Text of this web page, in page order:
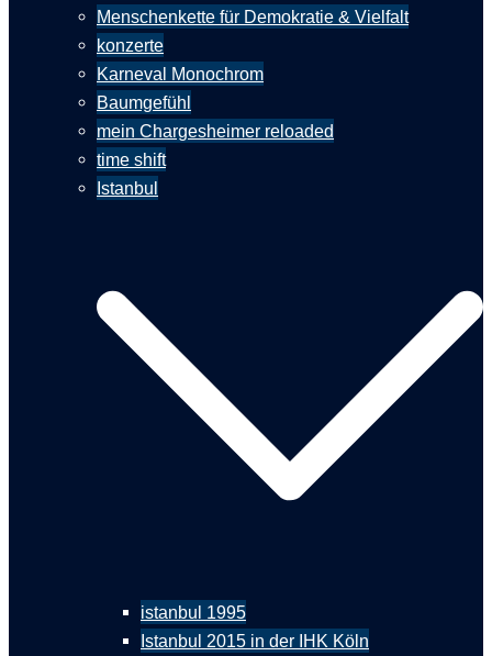
Menschenkette für Demokratie & Vielfalt
konzerte
Karneval Monochrom
Baumgefühl
mein Chargesheimer reloaded
time shift
Istanbul
istanbul 1995
Istanbul 2015 in der IHK Köln